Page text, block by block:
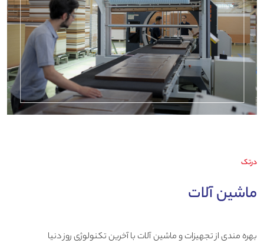
درتک
ماشین آلات
بهره مندی از تجهیزات و ماشین آلات با آخرین تکنولوژی روز دنیا